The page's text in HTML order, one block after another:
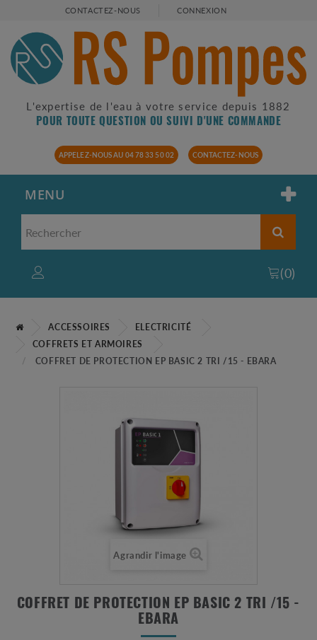
CONTACTEZ-NOUS CONNEXION
L'expertise de l'eau à votre service depuis 1882
POUR TOUTE QUESTION OU SUIVI D'UNE COMMANDE
APPELEZ-NOUS AU 04 78 33 50 02 CONTACTEZ-NOUS
MENU
(0)
ACCESSOIRES
ELECTRICITÉ
COFFRETS ET ARMOIRES
COFFRET DE PROTECTION EP BASIC 2 TRI /15 - EBARA
Agrandir l'image
COFFRET DE PROTECTION EP BASIC 2 TRI /15 -
EBARA